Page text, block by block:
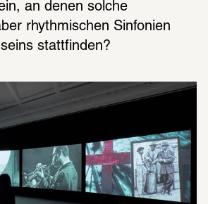
an denen solche
rhythmischen Sinfonien
stattfinden?